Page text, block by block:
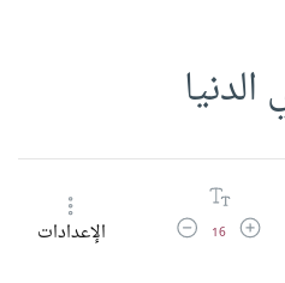
زيادة حجم الخط
16 تقليل حجم الخطالإعدادات